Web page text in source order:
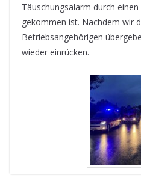
Täuschungsalarm durch
gekommen ist. Nachdem wir
Betriebsangehörigen
wieder einrücken.